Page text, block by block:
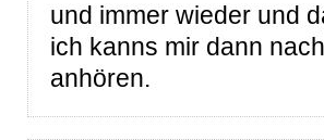
und immer wieder und
ich kanns mir dann
anhören.